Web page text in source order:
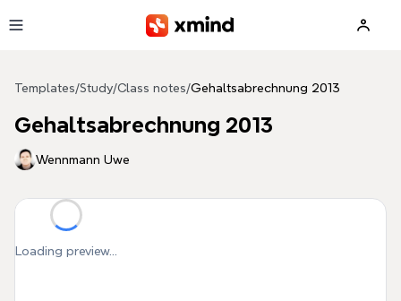
Templates/Study/Class notes/Gehaltsabrechnung 2013
Gehaltsabrechnung 2013
Wennmann Uwe
Loading preview...